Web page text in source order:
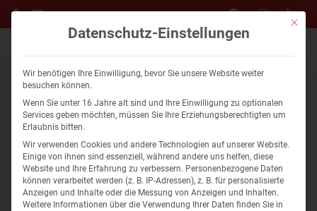
Kategorie: Orte Immobilien
Mit
Datenschutz-Einstellungen
Wir benötigen Ihre Einwilligung, bevor Sie unsere Website weiter
besuchen können.
Wenn Sie unter 16 Jahre alt sind und Ihre Einwilligung zu optionalen
Services geben möchten, müssen Sie Ihre Erziehungsberechtigten um
Erlaubnis bitten.
Wir verwenden Cookies und andere Technologien auf unserer Website.
Einige von ihnen sind essenziell, während andere uns helfen, diese
Website und Ihre Erfahrung zu verbessern. Personenbezogene Daten
können verarbeitet werden (z. B. IP-Adressen), z. B. für personalisierte
Anzeigen und Inhalte oder die Messung von Anzeigen und Inhalten.
Weitere Informationen über die Verwendung Ihrer Daten finden Sie in